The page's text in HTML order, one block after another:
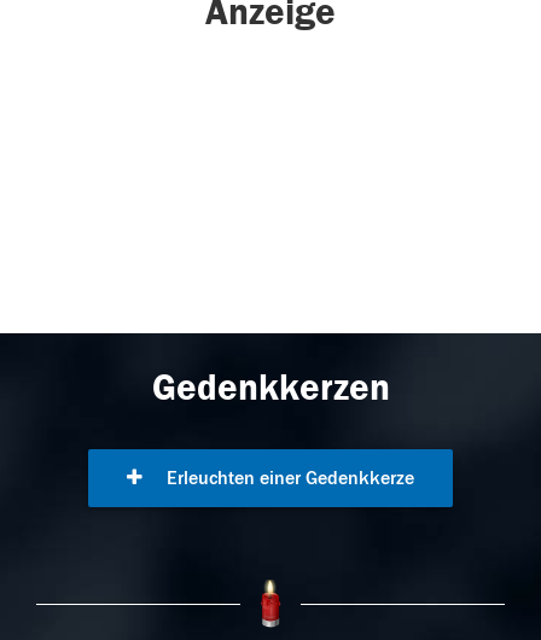
Anzeige
Gedenkkerzen
Erleuchten einer Gedenkkerze